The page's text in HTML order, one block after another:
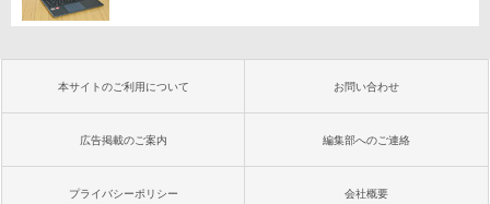
本サイトのご利用について お問い合わせ
広告掲載のご案内 編集部へのご連絡
プライバシーポリシー 会社概要